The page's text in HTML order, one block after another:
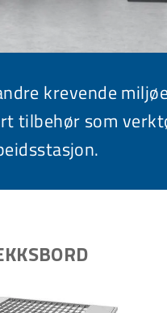
krevende
tilbehør som